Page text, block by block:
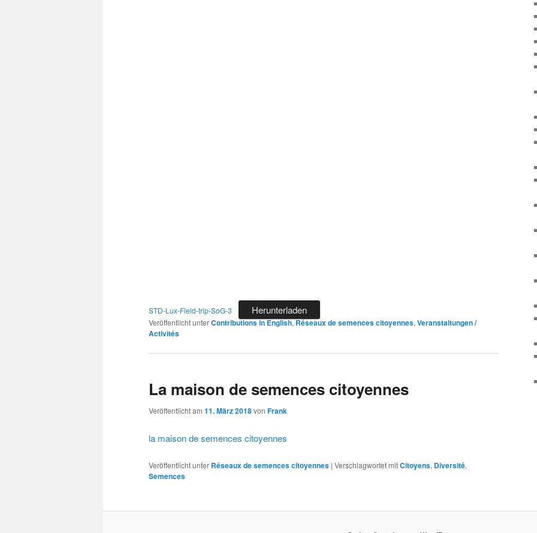
STD-Lux-Field-trip-SoG-3 Herunterladen
Veröffentlicht unterContributions in English,Réseaux de semences citoyennes, Veranstaltungen /
Activités
La maison de semences citoyennes
Veröffentlicht am 11. März 2018von Frank
la maison de semences citoyennes
Veröffentlicht unter Réseaux de semences citoyennes | Verschlagwortet mitCitoyens, Diversité,
Semences